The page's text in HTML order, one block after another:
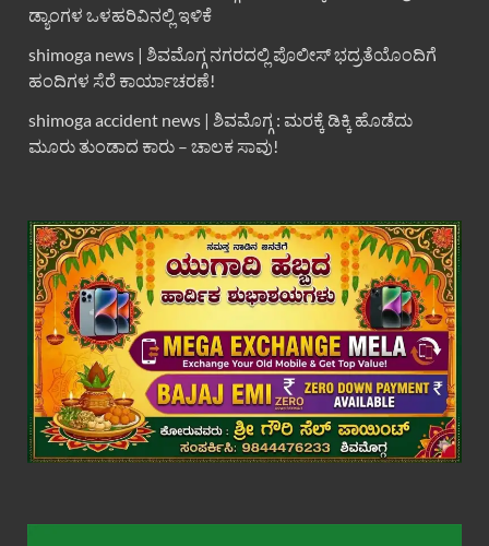
ಡ್ಯಾಂಗಳ ಒಳಹರಿವಿನಲ್ಲಿ ಇಳಿಕೆ
shimoga news | ಶಿವಮೊಗ್ಗ ನಗರದಲ್ಲಿ ಪೊಲೀಸ್ ಭದ್ರತೆಯೊಂದಿಗೆ
ಹಂದಿಗಳ ಸೆರೆ ಕಾರ್ಯಾಚರಣೆ!
shimoga accident news | ಶಿವಮೊಗ್ಗ : ಮರಕ್ಕೆ ಡಿಕ್ಕಿ ಹೊಡೆದು
ಮೂರು ತುಂಡಾದ ಕಾರು – ಚಾಲಕ ಸಾವು!